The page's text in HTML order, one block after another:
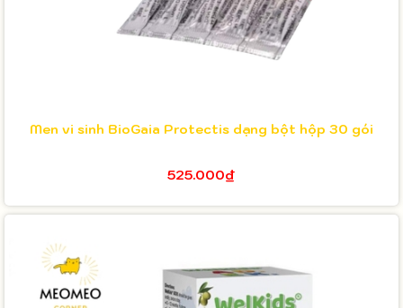
Men vi sinh BioGaia Protectis dạng bột hộp 30 gói
525.000₫